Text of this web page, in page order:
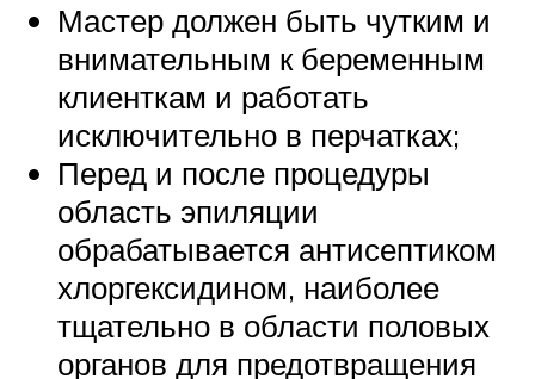
Мастер должен быть чутким и
внимательным к беременным
клиенткам и работать
исключительно в перчатках;
Перед и после процедуры
область эпиляции
обрабатывается антисептиком
хлоргексидином, наиболее
тщательно в области половых
органов для предотвращения